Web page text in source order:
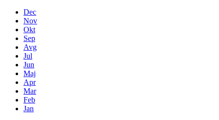
Dec
Nov
Okt
Sep
Avg
Jul
Jun
Maj
Apr
Mar
Feb
Jan